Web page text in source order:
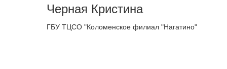
Черная Кристина
ГБУ ТЦСО "Коломенское филиал "Нагатино"